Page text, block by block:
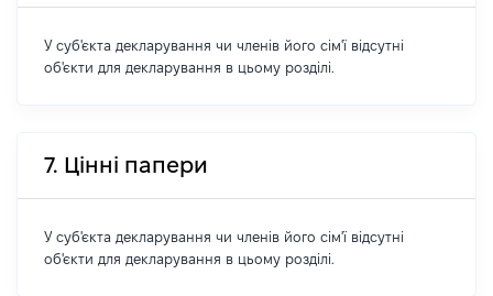
У суб'єкта декларування чи членів його сім'ї відсутні
об'єкти для декларування в цьому розділі.
7. Цінні папери
У суб'єкта декларування чи членів його сім'ї відсутні
об'єкти для декларування в цьому розділі.